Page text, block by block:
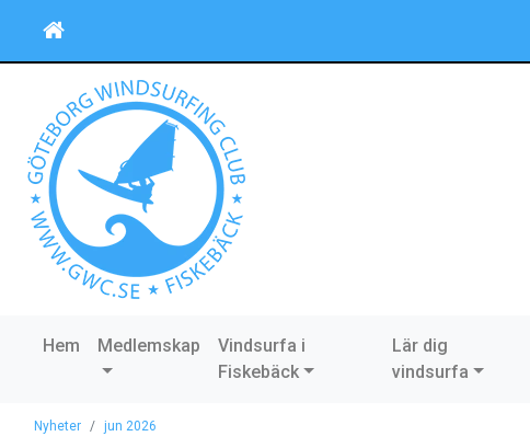
Hem Medlemskap
Vindsurfa i
Fiskebäck
Lär dig
vindsurfa
Nyheter jun 2026